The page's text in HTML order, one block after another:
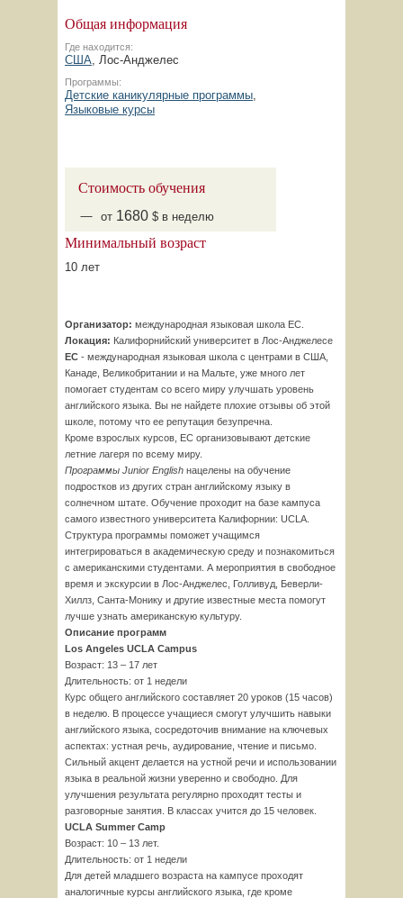
Общая информация
Где находится:
США, Лос-Анджелес
Программы:
Детские каникулярные программы,
Языковые курсы
Стоимость обучения
от 1680 $ в неделю
Минимальный возраст
10 лет
Организатор: международная языковая школа EC.
Локация: Калифорнийский университет в Лос-Анджелесе
EC - международная языковая школа с центрами в США,
Канаде, Великобритании и на Мальте, уже много лет
помогает студентам со всего миру улучшать уровень
английского языка. Вы не найдете плохие отзывы об этой
школе, потому что ее репутация безупречна.
Кроме взрослых курсов, EC организовывают детские
летние лагеря по всему миру.
Программы Junior English нацелены на обучение
подростков из других стран английскому языку в
солнечном штате. Обучение проходит на базе кампуса
самого известного университета Калифорнии: UCLA.
Структура программы поможет учащимся
интегрироваться в академическую среду и познакомиться
с американскими студентами. А мероприятия в свободное
время и экскурсии в Лос-Анджелес, Голливуд, Беверли-
Хиллз, Санта-Монику и другие известные места помогут
лучше узнать американскую культуру.
Описание программ
Los Angeles UCLA Campus
Возраст: 13 – 17 лет
Длительность: от 1 недели
Курс общего английского составляет 20 уроков (15 часов)
в неделю. В процессе учащиеся смогут улучшить навыки
английского языка, сосредоточив внимание на ключевых
аспектах: устная речь, аудирование, чтение и письмо.
Сильный акцент делается на устной речи и использовании
языка в реальной жизни уверенно и свободно. Для
улучшения результата регулярно проходят тесты и
разговорные занятия. В классах учится до 15 человек.
UCLA Summer Camp
Возраст: 10 – 13 лет.
Длительность: от 1 недели
Для детей младшего возраста на кампусе проходят
аналогичные курсы английского языка, где кроме